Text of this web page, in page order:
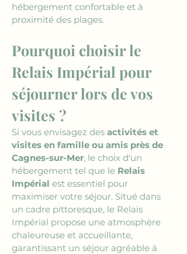
hébergement confortable et à
proximité des plages.
Pourquoi choisir le
Relais Impérial pour
séjourner lors de vos
visites ?
Si vous envisagez des activités et
visites en famille ou amis près de
Cagnes-sur-Mer, le choix d'un
hébergement tel que le Relais
Impérial est essentiel pour
maximiser votre séjour. Situé dans
un cadre pittoresque, le Relais
Impérial propose une atmosphère
chaleureuse et accueillante,
garantissant un séjour agréable à